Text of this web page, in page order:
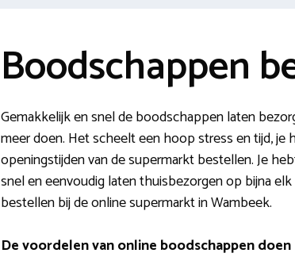
Boodschappen
Gemakkelijk en snel de boodschappen laten
meer doen. Het scheelt een hoop stress en tijd,
openingstijden van de supermarkt bestellen. Je
snel en eenvoudig laten thuisbezorgen op bijna
bestellen bij de online supermarkt in Wambeek.
De voordelen van online boodschappen doen